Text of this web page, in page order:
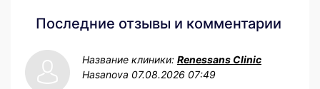
Последние отзывы и комментарии
Название клиники: Renessans Clinic
Hasanova 07.08.2026 07:49